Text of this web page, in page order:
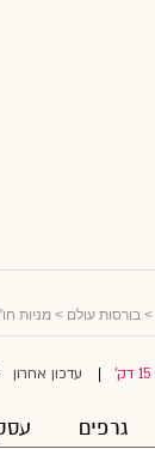
> בורסות עולם > מניות
עדכון אחרון
גרפים